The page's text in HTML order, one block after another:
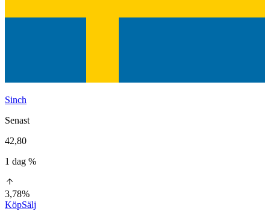
Sinch
Senast
42,80
1 dag %
3,78%
KöpSälj